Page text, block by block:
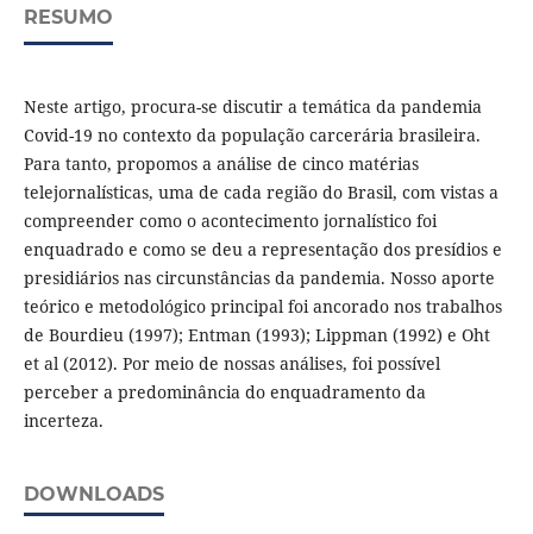
RESUMO
Neste artigo, procura-se discutir a temática da pandemia
Covid-19 no contexto da população carcerária brasileira.
Para tanto, propomos a análise de cinco matérias
telejornalísticas, uma de cada região do Brasil, com vistas a
compreender como o acontecimento jornalístico foi
enquadrado e como se deu a representação dos presídios e
presidiários nas circunstâncias da pandemia. Nosso aporte
teórico e metodológico principal foi ancorado nos trabalhos
de Bourdieu (1997); Entman (1993); Lippman (1992) e Oht
et al (2012). Por meio de nossas análises, foi possível
perceber a predominância do enquadramento da
incerteza.
DOWNLOADS